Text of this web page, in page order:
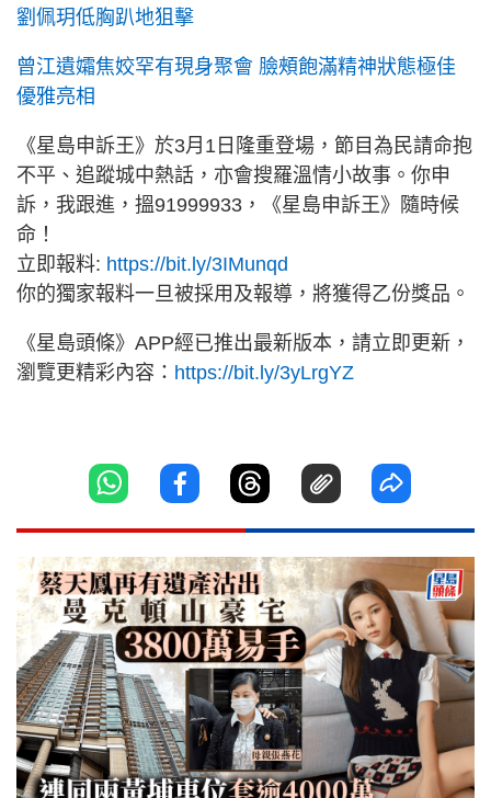
劉佩玥低胸趴地狙擊
曾江遺孀焦姣罕有現身聚會 臉頰飽滿精神狀態極佳
優雅亮相
《星島申訴王》於3月1日隆重登場，節目為民請命抱
不平、追蹤城中熱話，亦會搜羅溫情小故事。你申
訴，我跟進，搵91999933，《星島申訴王》隨時候
命！
立即報料: https://bit.ly/3IMunqd
你的獨家報料一旦被採用及報導，將獲得乙份獎品。
《星島頭條》APP經已推出最新版本，請立即更新，
瀏覽更精彩內容： https://bit.ly/3yLrgYZ